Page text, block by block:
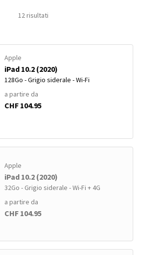
12risultati
Apple
iPad 10.2 (2020)
128Go - Grigio siderale - Wi-Fi
a partire da
CHF 104.95
Apple
iPad 10.2 (2020)
32Go - Grigio siderale - Wi-Fi + 4G
a partire da
CHF 104.95